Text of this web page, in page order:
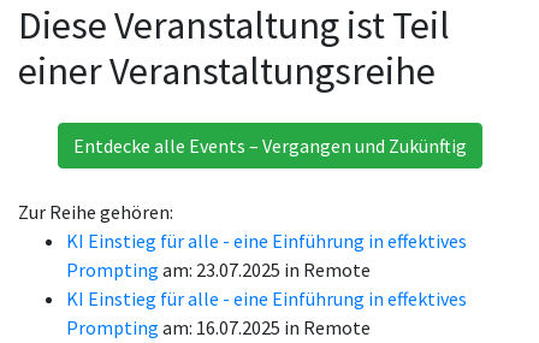
Diese Veranstaltung ist Teil
einer Veranstaltungsreihe
Entdecke alle Events – Vergangen und Zukünftig
Zur Reihe gehören:
KI Einstieg für alle - eine Einführung in effektives
Prompting am: 23.07.2025 in Remote
KI Einstieg für alle - eine Einführung in effektives
Prompting am: 16.07.2025 in Remote